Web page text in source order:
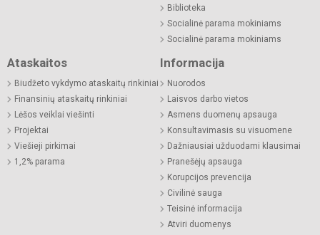
Biblioteka
Socialinė parama mokiniams
Socialinė parama mokiniams
Ataskaitos
Biudžeto vykdymo ataskaitų rinkiniai
Finansinių ataskaitų rinkiniai
Lėšos veiklai viešinti
Projektai
Viešieji pirkimai
1,2% parama
Informacija
Nuorodos
Laisvos darbo vietos
Asmens duomenų apsauga
Konsultavimasis su visuomene
Dažniausiai užduodami klausimai
Pranešėjų apsauga
Korupcijos prevencija
Civilinė sauga
Teisinė informacija
Atviri duomenys